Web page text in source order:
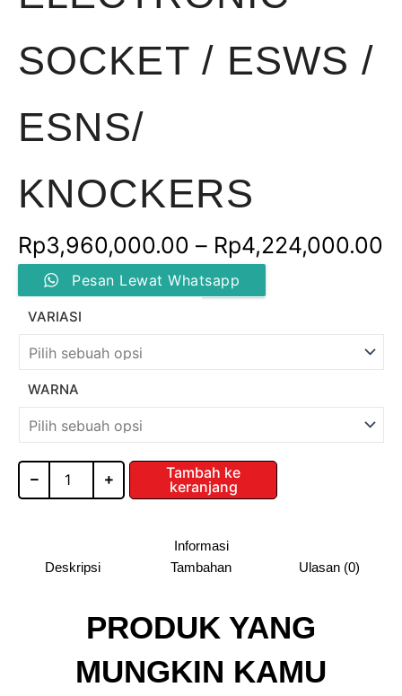
SOCKET / ESWS /
ESNS/
KNOCKERS
Rp3,960,000.00 – Rp4,224,000.00
Pesan Lewat Whatsapp
VARIASI
WARNA
Kuantitas
ELECTRONIC
/
/
KNOCKERS
Tambah ke
keranjang
Deskripsi
Informasi
Tambahan
Ulasan (0)
PRODUK YANG
MUNGKIN KAMU